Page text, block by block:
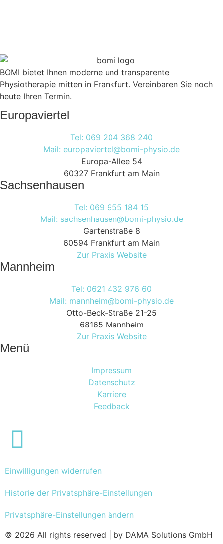
BOMI bietet Ihnen moderne und transparente
Physiotherapie mitten in Frankfurt. Vereinbaren Sie noch
heute Ihren Termin.
Europaviertel
Tel: 069 204 368 240
Mail: europaviertel@bomi-physio.de
Europa-Allee 54
60327 Frankfurt am Main
Sachsenhausen
Tel: 069 955 184 15
Mail: sachsenhausen@bomi-physio.de
Gartenstraße 8
60594 Frankfurt am Main
Zur Praxis Website
Mannheim
Tel: 0621 432 976 60
Mail: mannheim@bomi-physio.de
Otto-Beck-Straße 21-25
68165 Mannheim
Zur Praxis Website
Menü
Impressum
Datenschutz
Karriere
Feedback
© 2026 All rights reserved | by DAMA Solutions GmbH
Privatsphäre-Einstellungen ändern
Historie der Privatsphäre-Einstellungen
Einwilligungen widerrufen